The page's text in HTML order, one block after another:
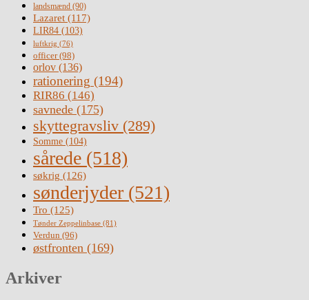
landsmænd (90)
Lazaret (117)
LIR84 (103)
luftkrig (76)
officer(98)
orlov (136)
rationering (194)
RIR86 (146)
savnede (175)
skyttegravsliv (289)
Somme (104)
sårede (518)
søkrig (126)
sønderjyder (521)
Tro (125)
Tønder Zeppelinbase (81)
Verdun (96)
østfronten (169)
Arkiver